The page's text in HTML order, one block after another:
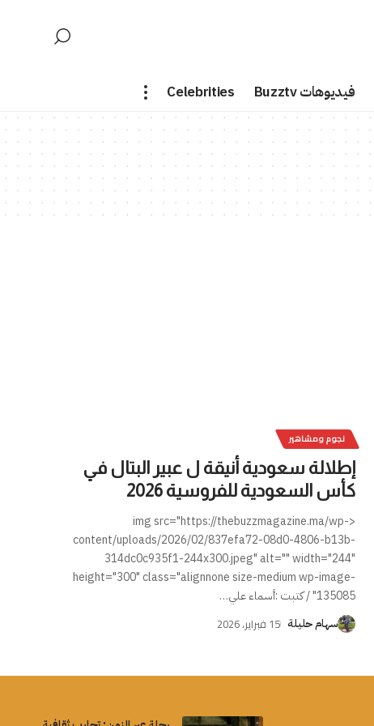
فيديوهات Buzztv Celebrities
نجوم ومشاهير
إطلالة سعودية أنيقة ل عبير البتال في
كأس السعودية للفروسية 2026
<img src="https://thebuzzmagazine.ma/wp-
content/uploads/2026/02/837efa72-08d0-4806-b13b-
314dc0c935f1-244x300.jpeg" alt="" width="244"
height="300" class="alignnone size-medium wp-image-
135085" / كتبت :أسماء علي
…
سهام حليلة 15 فبراير، 2026